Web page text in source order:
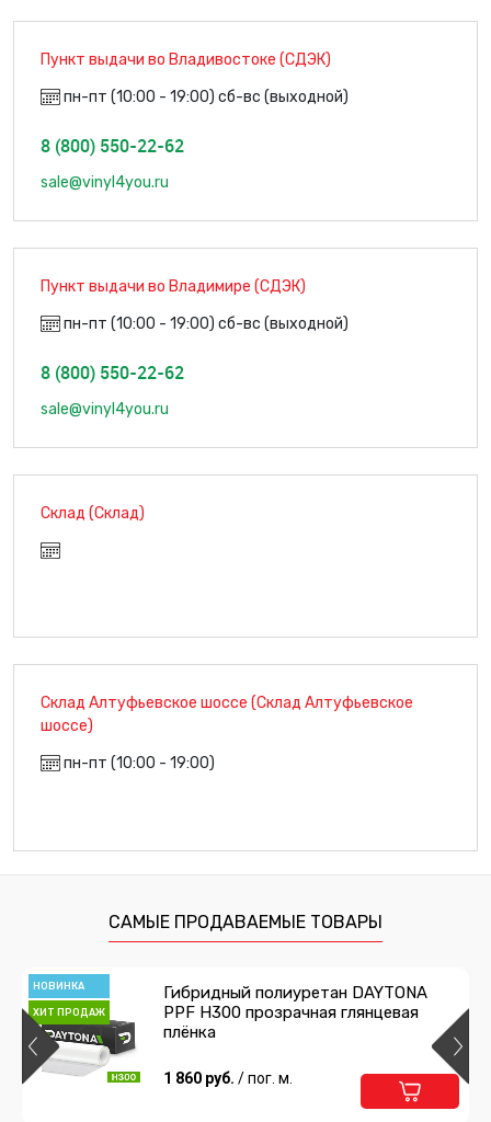
Пункт выдачи во Владивостоке (СДЭК)
пн-пт (10:00 - 19:00) сб-вс (выходной)
8 (800) 550-22-62
sale@vinyl4you.ru
Пункт выдачи во Владимире (СДЭК)
пн-пт (10:00 - 19:00) сб-вс (выходной)
8 (800) 550-22-62
sale@vinyl4you.ru
Склад (Склад)
Склад Алтуфьевское шоссе (Склад Алтуфьевское
шоссе)
пн-пт (10:00 - 19:00)
САМЫЕ ПРОДАВАЕМЫЕ ТОВАРЫ
НОВИНКА
ХИТ ПРОДАЖ
Гибридный полиуретан DAYTONA
PPF H300 прозрачная глянцевая
плёнка
1 860 руб. / пог. м.